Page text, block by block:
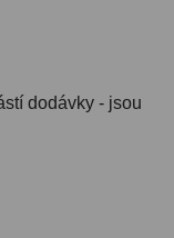
dodávky - jsou